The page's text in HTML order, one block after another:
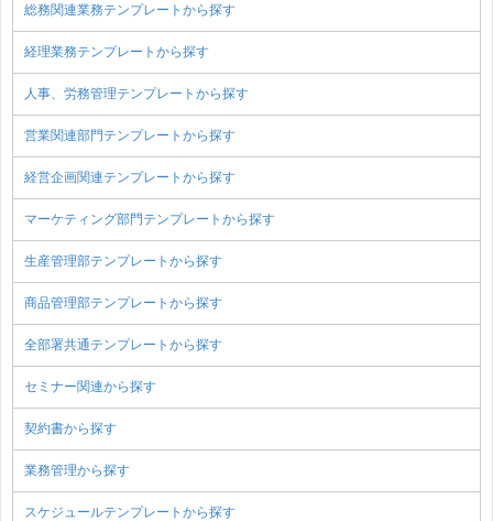
総務関連業務テンプレートから探す
経理業務テンプレートから探す
人事、労務管理テンプレートから探す
営業関連部門テンプレートから探す
経営企画関連テンプレートから探す
マーケティング部門テンプレートから探す
生産管理部テンプレートから探す
商品管理部テンプレートから探す
全部署共通テンプレートから探す
セミナー関連から探す
契約書から探す
業務管理から探す
スケジュールテンプレートから探す